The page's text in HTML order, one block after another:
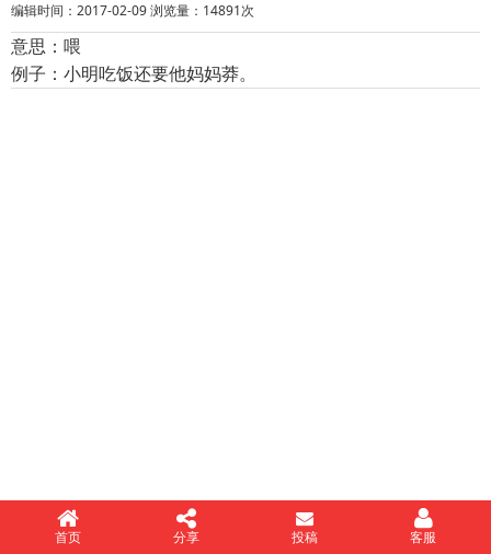
编辑时间：2017-02-09 浏览量：14891次
意思：喂
例子：小明吃饭还要他妈妈莽。
首页 分享 投稿 客服